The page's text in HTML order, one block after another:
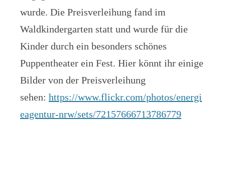
wurde. Die Preisverleihung fand im
Waldkindergarten statt und wurde für die
Kinder durch ein besonders schönes
Puppentheater ein Fest. Hier könnt ihr einige
Bilder von der Preisverleihung
sehen: https://www.flickr.com/photos/energi
eagentur-nrw/sets/72157666713786779